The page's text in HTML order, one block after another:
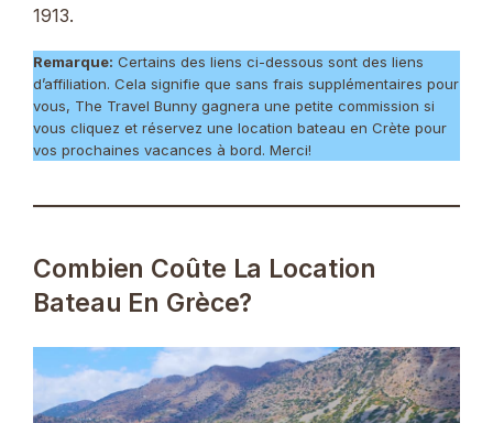
1913.
Remarque: Certains des liens ci-dessous sont des liens
d’affiliation. Cela signifie que sans frais supplémentaires pour
vous, The Travel Bunny gagnera une petite commission si
vous cliquez et réservez une location bateau en Crète pour
vos prochaines vacances à bord. Merci!
Combien Coûte La Location
Bateau En Grèce?